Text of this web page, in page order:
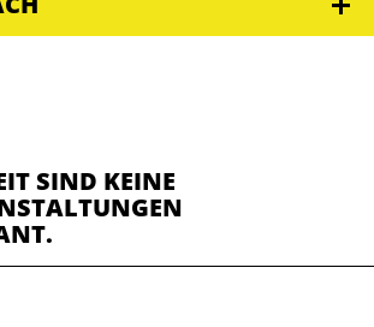
SIND KEINE